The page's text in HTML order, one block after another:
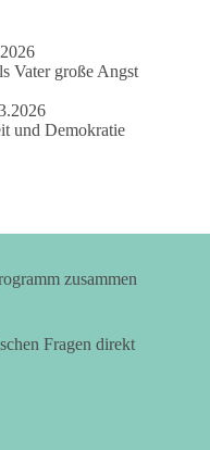
Vater große Angst
und Demokratie
zusammen
Fragen direkt